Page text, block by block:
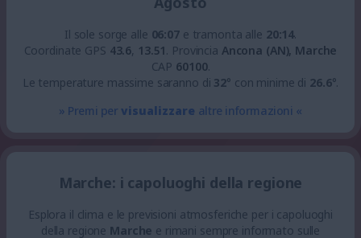
Il sole sorge alle 06:07e tramonta alle 20:14.
Coordinate GPS 43.6, 13.51. Provincia Ancona (AN), Marche
CAP 60100.
Le temperature massime saranno di 32° con minime di 26.6°.
» Premi pervisualizzare altre informazioni «
Marche: i capoluoghi della regione
Esplora il clima e le previsioni atmosferiche per i capoluoghi
della regione Marche e rimani sempre informato sulle